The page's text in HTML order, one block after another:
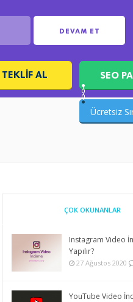
DEVAM ET
TEKLIF AL SEO
Ücretsiz
ÇOK OKUNANLAR
Instagram Video
Yapılır?
27 Ağustos 2020
YouTube Video